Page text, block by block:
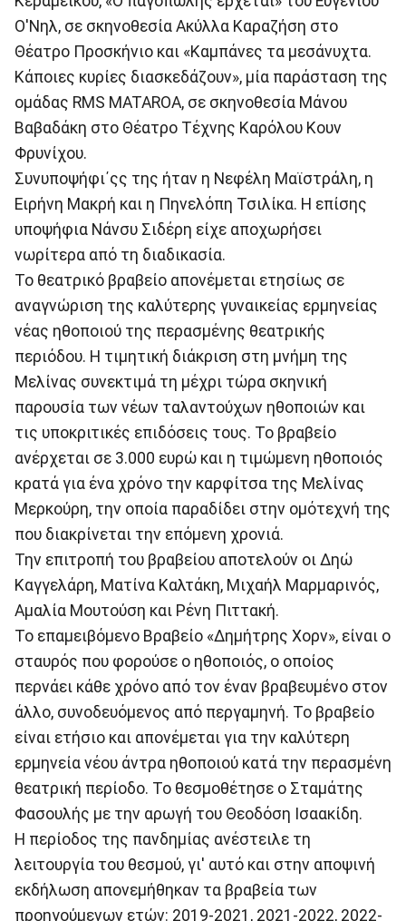
Ο'Νηλ, σε σκηνοθεσία Ακύλλα Καραζήση στο
Θέατρο Προσκήνιο και «Καμπάνες τα μεσάνυχτα.
Κάποιες κυρίες διασκεδάζουν», μία παράσταση της
ομάδας RMS MATAROA, σε σκηνοθεσία Μάνου
Βαβαδάκη στο Θέατρο Τέχνης Καρόλου Κουν
Φρυνίχου.
Συνυποψήφι΄ςς της ήταν η Νεφέλη Μαϊστράλη, η
Ειρήνη Μακρή και η Πηνελόπη Τσιλίκα. Η επίσης
υποψήφια Νάνσυ Σιδέρη είχε αποχωρήσει
νωρίτερα από τη διαδικασία.
Το θεατρικό βραβείο απονέμεται ετησίως σε
αναγνώριση της καλύτερης γυναικείας ερμηνείας
νέας ηθοποιού της περασμένης θεατρικής
περιόδου. Η τιμητική διάκριση στη μνήμη της
Μελίνας συνεκτιμά τη μέχρι τώρα σκηνική
παρουσία των νέων ταλαντούχων ηθοποιών και
τις υποκριτικές επιδόσεις τους. Το βραβείο
ανέρχεται σε 3.000 ευρώ και η τιμώμενη ηθοποιός
κρατά για ένα χρόνο την καρφίτσα της Μελίνας
Μερκούρη, την οποία παραδίδει στην ομότεχνή της
που διακρίνεται την επόμενη χρονιά.
Την επιτροπή του βραβείου αποτελούν οι Δηώ
Καγγελάρη, Ματίνα Καλτάκη, Μιχαήλ Μαρμαρινός,
Αμαλία Μουτούση και Ρένη Πιττακή.
Το επαμειβόμενο Βραβείο «Δημήτρης Χορν», είναι ο
σταυρός που φορούσε ο ηθοποιός, ο οποίος
περνάει κάθε χρόνο από τον έναν βραβευμένο στον
άλλο, συνοδευόμενος από περγαμηνή. Το βραβείο
είναι ετήσιο και απονέμεται για την καλύτερη
ερμηνεία νέου άντρα ηθοποιού κατά την περασμένη
θεατρική περίοδο. Το θεσμοθέτησε ο Σταμάτης
Φασουλής με την αρωγή του Θεοδόση Ισαακίδη.
Η περίοδος της πανδημίας ανέστειλε τη
λειτουργία του θεσμού, γι' αυτό και στην αποψινή
εκδήλωση απονεμήθηκαν τα βραβεία των
προηγούμενων ετών: 2019-2021, 2021-2022, 2022-